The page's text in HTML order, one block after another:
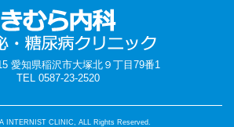
愛知県稲沢市大塚北９丁目79番1
TEL 0587-23-2520
INTERNIST CLINIC, ALL Rights Reserved.